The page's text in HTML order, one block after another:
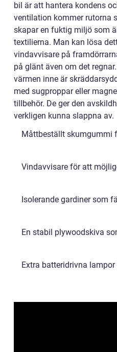
bil är att hantera kondens
ventilation kommer rutorna
skapar en fuktig miljö som
textilierna. Man kan lösa
vindavvisare på
på glänt även om det
värmen inne är
med sugproppar eller
tillbehör. De ger den
verkligen kunna slappna av.
Måttbeställt skumgummi
Vindavvisare för att
Isolerande gardiner som
En stabil plywoodskiva
Extra batteridrivna